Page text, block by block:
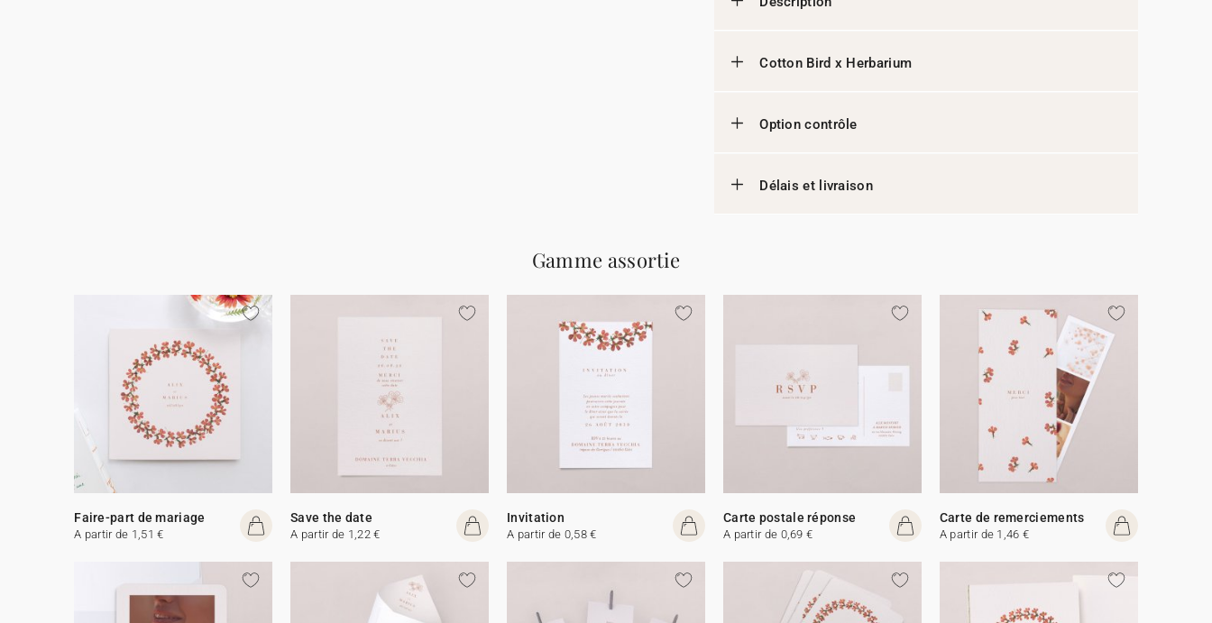
Cotton Bird x Herbarium
Option contrôle
Délais et livraison
Gamme assortie
Faire-part de mariage
A partir de 1,51 €
Save the date
A partir de 1,22 €
Invitation
A partir de 0,58 €
Carte postale réponse
A partir de 0,69 €
Carte de remerciements
A partir de 1,46 €